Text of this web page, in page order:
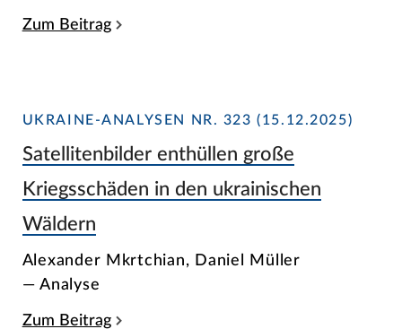
Zum Beitrag
UKRAINE-ANALYSEN NR. 323 (15.12.2025)
Satellitenbilder enthüllen große
Kriegsschäden in den ukrainischen
Wäldern
Alexander Mkrtchian, Daniel Müller
— Analyse
Zum Beitrag